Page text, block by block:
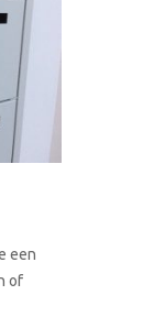
een
of